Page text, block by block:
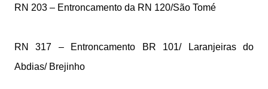
RN 203 – Entroncamento da RN 120/São Tomé
RN 317 – Entroncamento BR 101/ Laranjeiras do
Abdias/ Brejinho